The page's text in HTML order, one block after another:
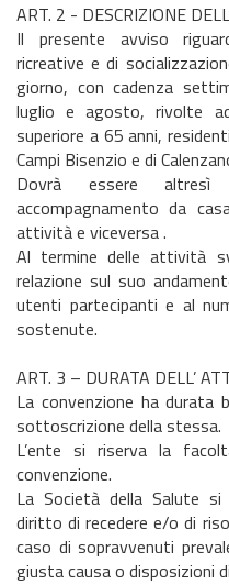
ART. 2 - DESCRIZIONE
Il presente avviso
ricreative e di
giorno, con cadenza
luglio e agosto, rivolte
superiore a 65 anni,
Campi Bisenzio e di
Dovrà essere
accompagnamento da
attività e viceversa .
Al termine delle attività
relazione sul suo
utenti partecipanti e al
sostenute.
ART. 3 – DURATA DELL’
La convenzione ha durata
sottoscrizione della stessa.
L’ente si riserva la
convenzione.
La Società della Salute
diritto di recedere e/o di
caso di sopravvenuti
giusta causa o disposizioni